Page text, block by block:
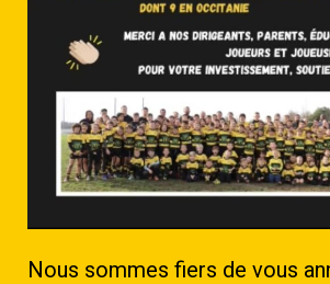
Nous sommes fiers de vous